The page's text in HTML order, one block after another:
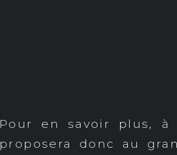
Pour en savoir plus, à
proposera donc au